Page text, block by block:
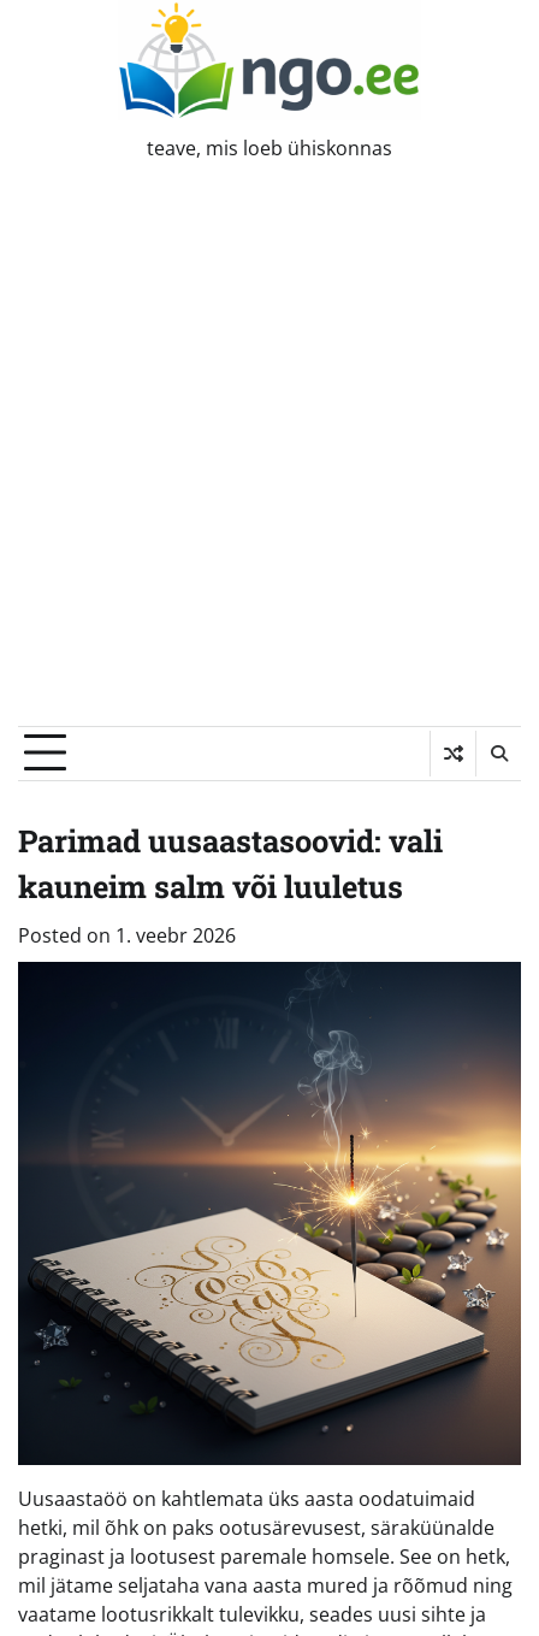
teave, mis loeb ühiskonnas
Parimad uusaastasoovid: vali
kauneim salm või luuletus
Posted on 1. veebr 2026
Uusaastaöö on kahtlemata üks aasta oodatuimaid
hetki, mil õhk on paks ootusärevusest, säraküünalde
praginast ja lootusest paremale homsele. See on hetk,
mil jätame seljataha vana aasta mured ja rõõmud ning
vaatame lootusrikkalt tulevikku, seades uusi sihte ja